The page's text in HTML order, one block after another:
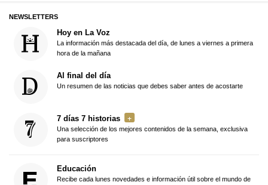
NEWSLETTERS
Hoy en La Voz
La información más destacada del día, de lunes a viernes a primera
hora de la mañana
Al final del día
Un resumen de las noticias que debes saber antes de acostarte
7 días 7 historias
Una selección de los mejores contenidos de la semana, exclusiva
para suscriptores
Educación
Recibe cada lunes novedades e información útil sobre el mundo de